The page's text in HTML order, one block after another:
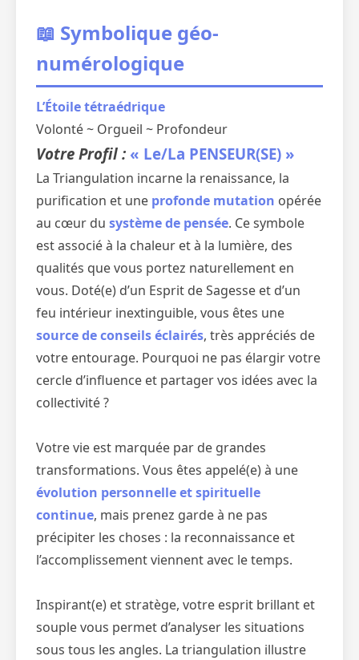
📖 Symbolique géo-
numérologique
L’Étoile tétraédrique
Volonté ~ Orgueil ~ Profondeur
Votre Profil : « Le/La PENSEUR(SE) »
La Triangulation incarne la renaissance, la
purification et une profonde mutation opérée
au cœur du système de pensée. Ce symbole
est associé à la chaleur et à la lumière, des
qualités que vous portez naturellement en
vous. Doté(e) d’un Esprit de Sagesse et d’un
feu intérieur inextinguible, vous êtes une
source de conseils éclairés, très appréciés de
votre entourage. Pourquoi ne pas élargir votre
cercle d’influence et partager vos idées avec la
collectivité ?
Votre vie est marquée par de grandes
transformations. Vous êtes appelé(e) à une
évolution personnelle et spirituelle
continue, mais prenez garde à ne pas
précipiter les choses : la reconnaissance et
l’accomplissement viennent avec le temps.
Inspirant(e) et stratège, votre esprit brillant et
souple vous permet d’analyser les situations
sous tous les angles. La triangulation illustre